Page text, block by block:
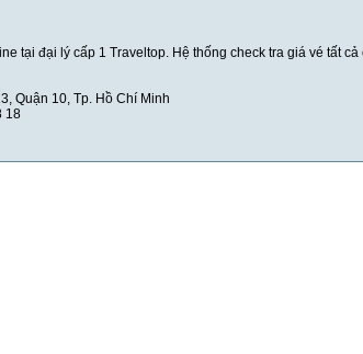
tại đại lý cấp 1 Traveltop. Hệ thống check tra giá vé tất cả
Quận 10, Tp. Hồ Chí Minh
18